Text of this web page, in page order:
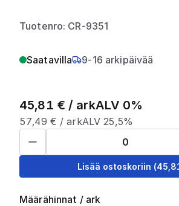
Tuotenro: CR-9351
Saatavilla 9-16 arkipäivää
45,81 € / arkALV 0%
57,49 € /arkALV 25,5%
Lisää ostoskoriin (
Määrähinnat / ark